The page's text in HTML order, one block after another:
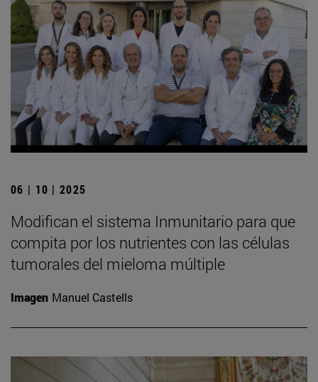
06 | 10 | 2025
Modifican el sistema Inmunitario para que
compita por los nutrientes con las células
tumorales del mieloma múltiple
Imagen Manuel Castells